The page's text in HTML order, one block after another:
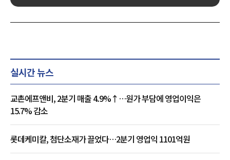
실시간 뉴스
교촌에프앤비, 2분기 매출 4.9%↑…원가 부담에 영업이익은
15.7% 감소
롯데케미칼, 첨단소재가 끌었다…2분기 영업익 1101억원